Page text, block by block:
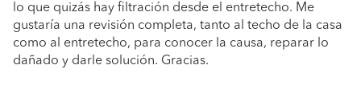
lo que quizás hay filtración desde el entretecho. Me
gustaría una revisión completa, tanto al techo de la casa
como al entretecho, para conocer la causa, reparar lo
dañado y darle solución. Gracias.